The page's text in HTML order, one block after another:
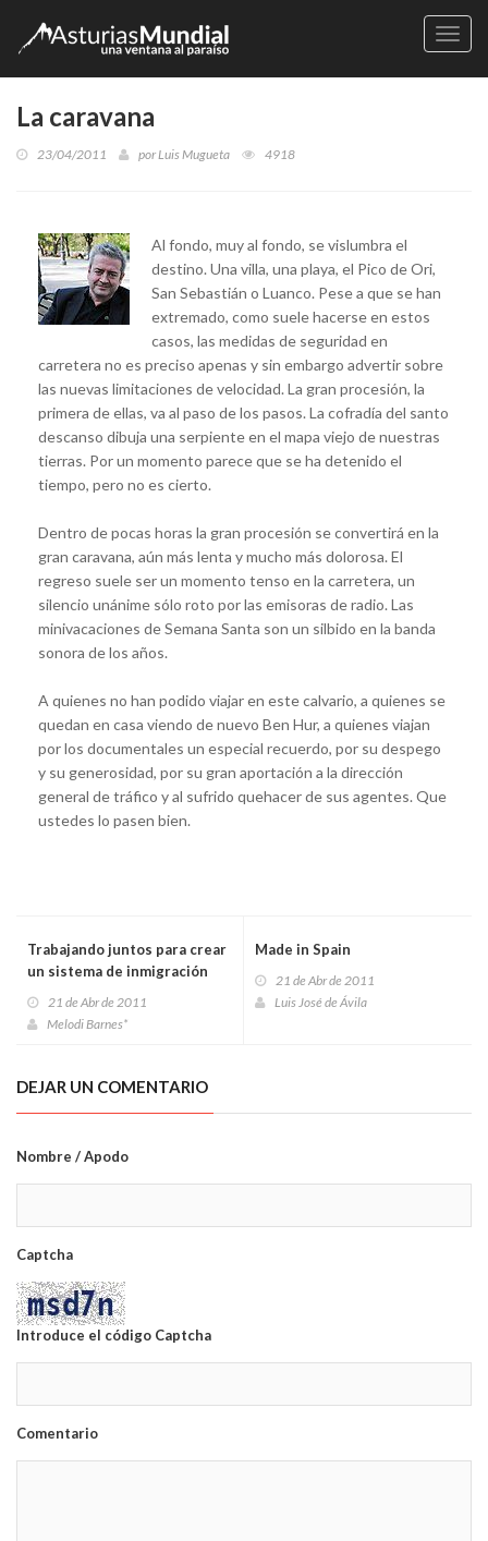
La caravana
23/04/2011 porLuis Mugueta 4918
Al fondo, muy al fondo, se vislumbra el
destino. Una villa, una playa, el Pico de Ori,
San Sebastián o Luanco. Pese a que se han
extremado, como suele hacerse en estos
casos, las medidas de seguridad en
carretera no es preciso apenas y sin embargo advertir sobre
las nuevas limitaciones de velocidad. La gran procesión, la
primera de ellas, va al paso de los pasos. La cofradía del santo
descanso dibuja una serpiente en el mapa viejo de nuestras
tierras. Por un momento parece que se ha detenido el
tiempo, pero no es cierto.
Dentro de pocas horas la gran procesión se convertirá en la
gran caravana, aún más lenta y mucho más dolorosa. El
regreso suele ser un momento tenso en la carretera, un
silencio unánime sólo roto por las emisoras de radio. Las
minivacaciones de Semana Santa son un silbido en la banda
sonora de los años.
A quienes no han podido viajar en este calvario, a quienes se
quedan en casa viendo de nuevo Ben Hur, a quienes viajan
por los documentales un especial recuerdo, por su despego
y su generosidad, por su gran aportación a la dirección
general de tráfico y al sufrido quehacer de sus agentes. Que
ustedes lo pasen bien.
Trabajando juntos para crear
un sistema de inmigración
para el siglo XXI
21 de Abr de 2011
Melodi Barnes*
Made in Spain
21 de Abr de 2011
Luis José de Ávila
DEJAR UN COMENTARIO
Nombre / Apodo
Captcha
Introduce el código Captcha
Comentario